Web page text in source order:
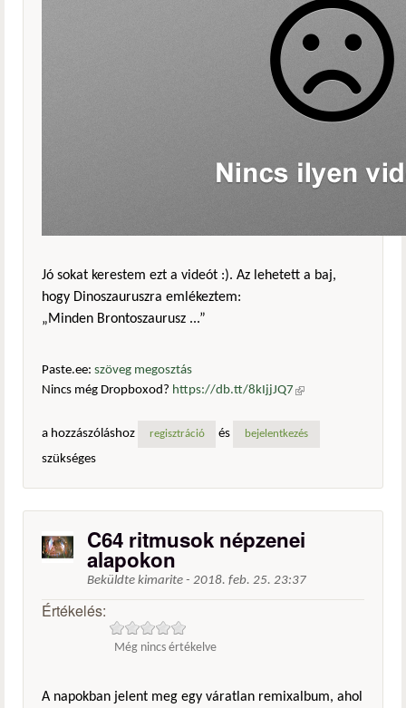
Jó sokat kerestem ezt a videót :). Az lehetett a baj,
hogy Dinoszauruszra emlékeztem:
„Minden Brontoszaurusz ...”
Paste.ee: szöveg megosztás
Nincs még Dropboxod? https://db.tt/8kIjjJQ7 (külső
a hozzászóláshoz
regisztráció és bejelentkezés
szükséges
C64 ritmusok népzenei
alapokon
Beküldte kimarite - 2018. feb. 25. 23:37
Értékelés:
Még nincs értékelve
A napokban jelent meg egy váratlan remixalbum, ahol